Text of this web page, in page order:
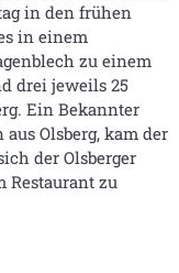
in den frühen
in einem
zu einem
drei jeweils 25
Ein Bekannter
Olsberg, kam der
der Olsberger
Restaurant zu